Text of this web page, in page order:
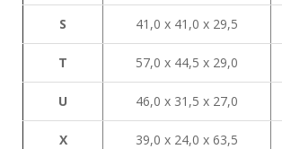
S 41,0 х 41,0 х 29,5
Т 57,0 х 44,5 х 29,0
U 46,0 х 31,5 х 27,0
X 39,0 х 24,0 х 63,5